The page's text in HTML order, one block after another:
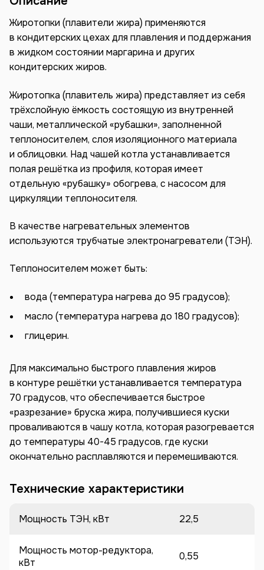
Жиротопки (плавители жира) применяются
в кондитерских цехах для плавления и поддержания
в жидком состоянии маргарина и других
кондитерских жиров.
Жиротопка (плавитель жира) представляет из себя
трёхслойную ёмкость состоящую из внутренней
чаши, металлической «рубашки», заполненной
теплоносителем, слоя изоляционного материала
и облицовки. Над чашей котла устанавливается
полая решётка из профиля, которая имеет
отдельную «рубашку» обогрева, с насосом для
циркуляции теплоносителя.
В качестве нагревательных элементов
используются трубчатые электронагреватели (ТЭН).
Теплоносителем может быть:
вода (температура нагрева до 95 градусов);
масло (температура нагрева до 180 градусов);
глицерин.
Для максимально быстрого плавления жиров
в контуре решётки устанавливается температура
70 градусов, что обеспечивается быстрое
«разрезание» бруска жира, получившиеся куски
проваливаются в чашу котла, которая разогревается
до температуры 40-45 градусов, где куски
окончательно расплавляются и перемешиваются.
Технические характеристики
Мощность ТЭН, кВт 22,5
Мощность мотор-редуктора,
кВт
0,55